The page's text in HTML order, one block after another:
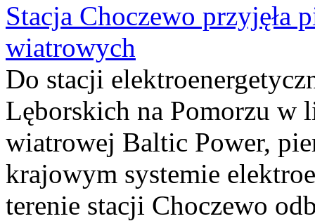
Stacja Choczewo przyjęła
wiatrowych
Do stacji
Lęborskich na Pomorzu w
wiatrowej Baltic Power,
krajowym systemie
terenie stacji Choczewo